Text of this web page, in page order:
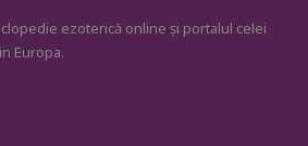
ezoterică online și portalul celei
Europa.